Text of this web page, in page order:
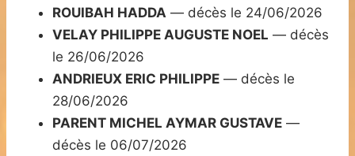
ROUIBAH HADDA — décès le 24/06/2026
VELAY PHILIPPE AUGUSTE NOEL — décès
le 26/06/2026
ANDRIEUX ERIC PHILIPPE — décès le
28/06/2026
PARENT MICHEL AYMAR GUSTAVE —
décès le 06/07/2026